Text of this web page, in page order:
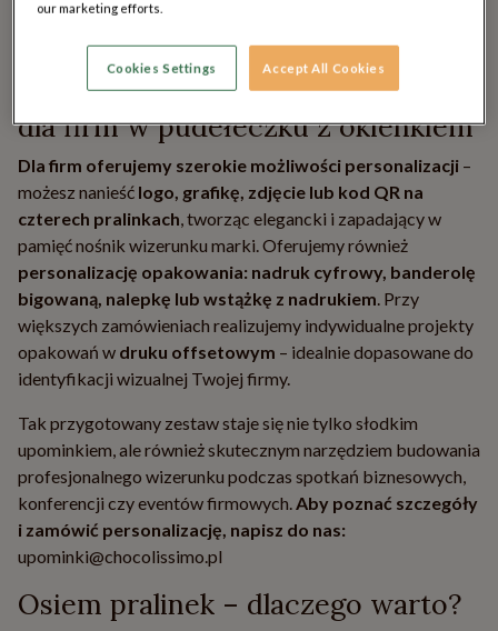
podczaseventów, jubileuszy, konferencji i spotkań
okolicznościowych.
Osiem personalizowanych pralinek
dla firm w pudełeczku z okienkiem
Dla firm oferujemy szerokie możliwości personalizacji –
możesz nanieść logo, grafikę, zdjęcie lub kod QR na
czterech pralinkach, tworząc elegancki i zapadający w
pamięć nośnik wizerunku marki. Oferujemy również
personalizację opakowania: nadruk cyfrowy, banderolę
bigowaną, nalepkę lub wstążkę z nadrukiem. Przy
większych zamówieniach realizujemy indywidualne projekty
opakowań w druku offsetowym – idealnie dopasowane do
identyfikacji wizualnej Twojej firmy.
Tak przygotowany zestaw staje się nie tylko słodkim
upominkiem, ale również skutecznym narzędziem budowania
profesjonalnego wizerunku podczas spotkań biznesowych,
konferencji czy eventów firmowych.Aby poznać szczegóły
i zamówić personalizację, napisz do nas:
upominki@chocolissimo.pl
Osiem pralinek – dlaczego warto?
our marketing efforts.
Cookies Settings Accept All Cookies